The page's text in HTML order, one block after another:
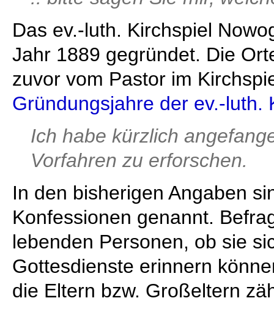
Das ev.-luth. Kirchspiel
Jahr 1889 gegründet. Die
zuvor vom Pastor im
Gründungsjahre der ev.-luth.
Ich habe kürzlich
Vorfahren zu erforschen.
In den bisherigen Angaben
Konfessionen genannt.
lebenden Personen, ob sie
Gottesdienste erinnern
die Eltern bzw. Großeltern